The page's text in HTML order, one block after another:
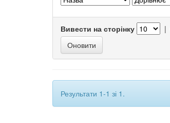
Вивести на сторінку |
Результати 1-1 зі 1.